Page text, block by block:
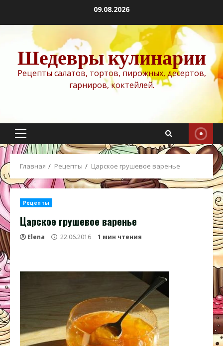
содержимому
09.08.2026
Шедевры кулинарии
Рецепты салатов, тортов, пирожных, десертов,
гарниров, коктейлей.
Основное
меню
Главная Рецепты Царское грушевое варенье
Рецепты
Царское грушевое варенье
Elena 22.06.2016 1 мин чтения